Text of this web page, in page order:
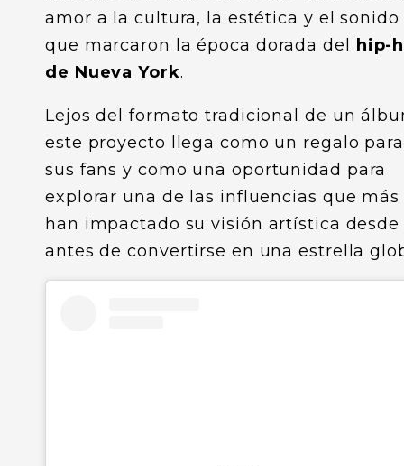
amor a la cultura, la estética y el sonido
que marcaron la época dorada del
hip-
de Nueva York.
Lejos del formato tradicional de un
este proyecto llega como un regalo para
sus fans y como una oportunidad para
explorar una de las influencias que más
han impactado su visión artística desde
antes de convertirse en una estrella